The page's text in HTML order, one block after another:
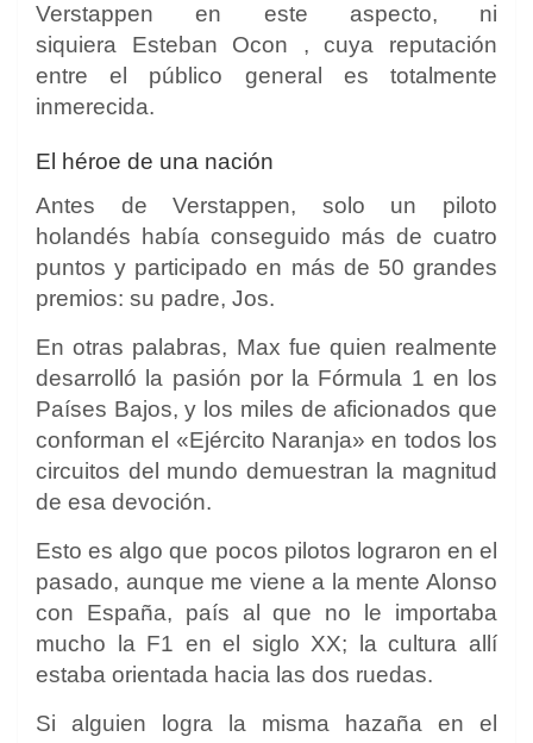
Verstappen en este aspecto, ni
siquiera Esteban Ocon , cuya reputación
entre el público general es totalmente
inmerecida.
El héroe de una nación
Antes de Verstappen, solo un piloto
holandés había conseguido más de cuatro
puntos y participado en más de 50 grandes
premios: su padre, Jos.
En otras palabras, Max fue quien realmente
desarrolló la pasión por la Fórmula 1 en los
Países Bajos, y los miles de aficionados que
conforman el «Ejército Naranja» en todos los
circuitos del mundo demuestran la magnitud
de esa devoción.
Esto es algo que pocos pilotos lograron en el
pasado, aunque me viene a la mente Alonso
con España, país al que no le importaba
mucho la F1 en el siglo XX; la cultura allí
estaba orientada hacia las dos ruedas.
Si alguien logra la misma hazaña en el